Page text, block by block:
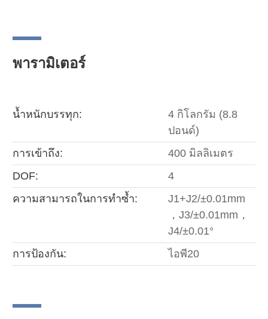
พารามิเตอร์
น้ำหนักบรรทุก:
4 กิโลกรัม (8.8
ปอนด์)
การเข้าถึง:
400 มิลลิเมตร
DOF:
4
ความสามารถในการทำซ้ำ:
J1+J2/±0.01mm
，J3/±0.01mm，
J4/±0.01°
การป้องกัน:
ไอพี20